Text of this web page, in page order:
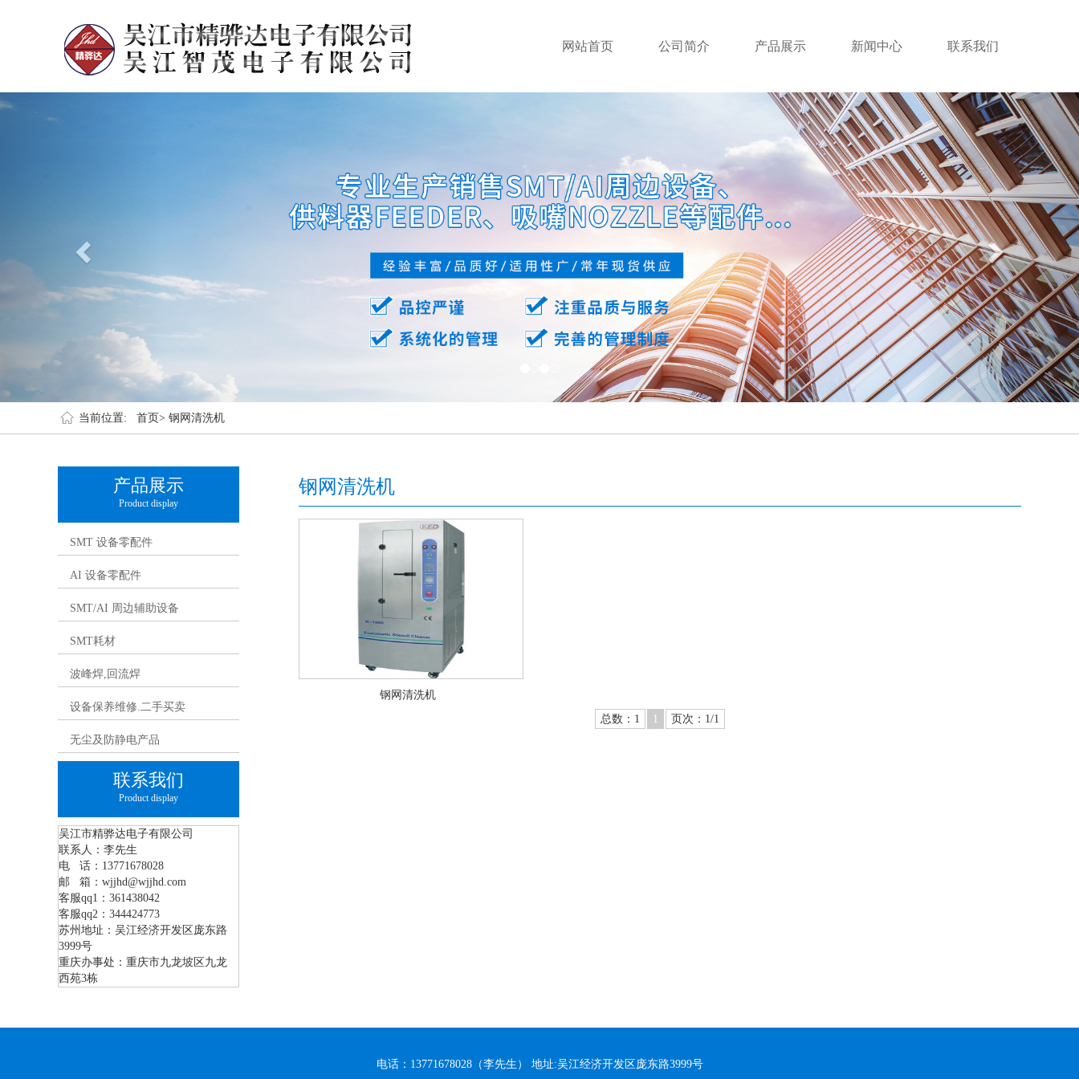
网站首页 公司简介 产品展示 新闻中心 联系我们
当前位置: 首页> 钢网清洗机
产品展示
Product display
SMT 设备零配件
AI 设备零配件
SMT/AI 周边辅助设备
SMT耗材
波峰焊,回流焊
设备保养维修.二手买卖
无尘及防静电产品
联系我们
Product display
吴江市精骅达电子有限公司
联系人：李先生
电 话：13771678028
邮 箱：wjjhd@wjjhd.com
客服qq1：361438042
客服qq2：344424773
苏州地址：吴江经济开发区庞东路
3999号
重庆办事处：重庆市九龙坡区九龙
西苑3栋
钢网清洗机
钢网清洗机
总数：1
1 页次：1/1
电话：13771678028（李先生） 地址:吴江经济开发区庞东路3999号